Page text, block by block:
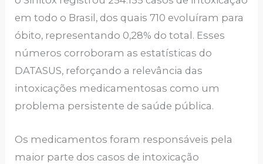
em todo o Brasil, dos quais 710 evoluíram para
óbito, representando 0,28% do total. Esses
números corroboram as estatísticas do
DATASUS, reforçando a relevância das
intoxicações medicamentosas como um
problema persistente de saúde pública.
Os medicamentos foram responsáveis pela
maior parte dos casos de intoxicação